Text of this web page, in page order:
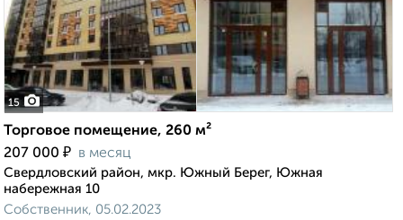
15
Торговое помещение, 260 м²
207 000 ₽ в месяц
Свердловский район, мкр. Южный Берег, Южная
набережная 10
Собственник, 05.02.2023